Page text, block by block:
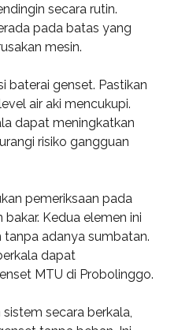
secara rutin.
pada batas yang
mesin.
baterai genset. Pastikan
air aki mencukupi.
dapat meningkatkan
risiko gangguan
pemeriksaan pada
Kedua elemen ini
tanpa adanya sumbatan.
dapat
MTU di Probolinggo.
sistem secara berkala,